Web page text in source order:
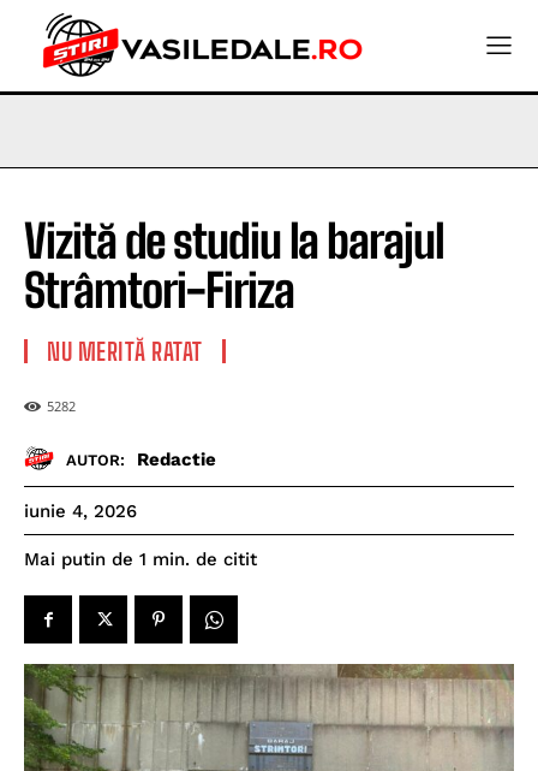
Vizită de studiu la barajul
Strâmtori-Firiza
NU MERITĂ RATAT
5282
AUTOR: Redactie
iunie 4, 2026
Mai putin de 1 min. de citit